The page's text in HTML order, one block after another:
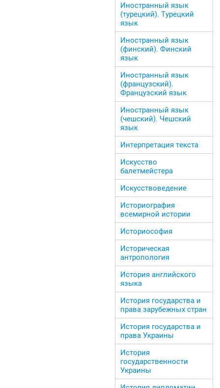
Иностранный язык
(турецкий). Турецкий
язык
Иностранный язык
(финский). Финский
язык
Иностранный язык
(французский).
Французский язык
Иностранный язык
(чешский). Чешский
язык
Интерпретация текста
Искусство
балетмейстера
Искусствоведение
Историография
всемирной истории
Историософия
Историческая
антропология
История английского
языка
История государства и
права зарубежных стран
История государства и
права Украины
История
государственности
Украины